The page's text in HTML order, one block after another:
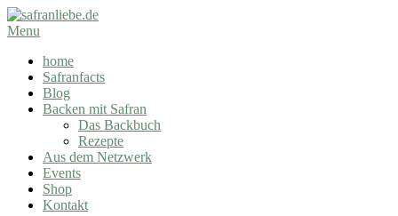
Skip
to
safranliebe.de
Secondary
Menu
Menu
home
Safranfacts
Blog
Backen mit Safran
Das Backbuch
Rezepte
Aus dem Netzwerk
Events
Shop
Kontakt